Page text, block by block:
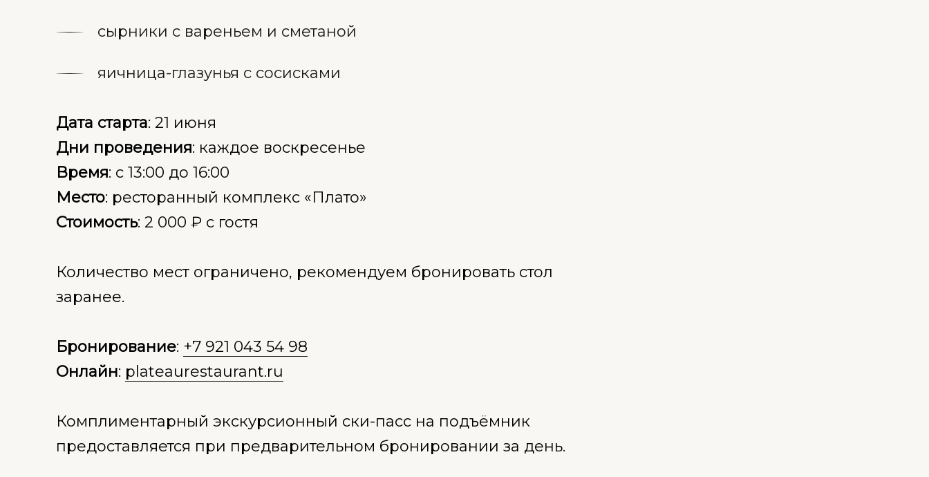
сырники с вареньем и сметаной
яичница-глазунья с сосисками
Дата старта: 21 июня
Дни проведения: каждое воскресенье
Время: с 13:00 до 16:00
Место: ресторанный комплекс «Плато»
Стоимость: 2 000 ₽ с гостя
Количество мест ограничено, рекомендуем бронировать стол
заранее.
Бронирование: +7 921 043 54 98
Онлайн: plateaurestaurant.ru
Комплиментарный экскурсионный ски-пасс на подъёмник
предоставляется при предварительном бронировании за день.